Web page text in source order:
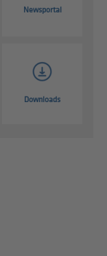
Newsportal
Downloads